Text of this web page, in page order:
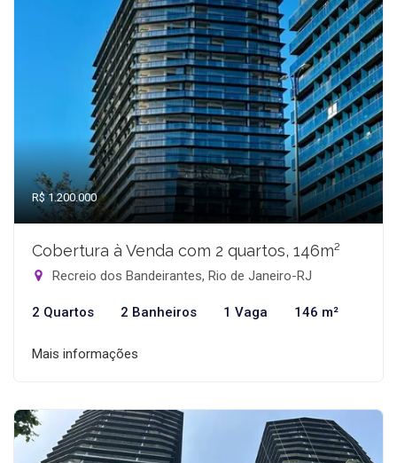
R$ 1.200.000
Cobertura à Venda com 2 quartos, 146m²
Recreio dos Bandeirantes, Rio de Janeiro-RJ
2 Quartos 2 Banheiros 1 Vaga 146 m²
Mais informações